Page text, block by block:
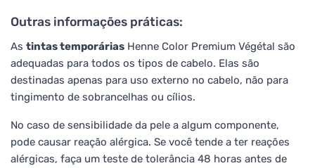
Outras informações práticas:
As tintas temporárias Henne Color Premium Végétal são
adequadas para todos os tipos de cabelo. Elas são
destinadas apenas para uso externo no cabelo, não para
tingimento de sobrancelhas ou cílios.
No caso de sensibilidade da pele a algum componente,
pode causar reação alérgica. Se você tende a ter reações
alérgicas, faça um teste de tolerância 48 horas antes de